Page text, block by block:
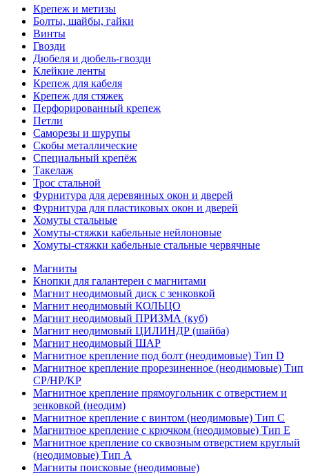
Крепеж и метизы
Болты, шайбы, гайки
Винты
Гвозди
Дюбеля и дюбель-гвозди
Клейкие ленты
Крепеж для кабеля
Крепеж для стяжек
Перфорированный крепеж
Петли
Саморезы и шурупы
Скобы металлические
Специальный крепёж
Такелаж
Трос стальной
Фурнитура для деревянных окон и дверей
Фурнитура для пластиковых окон и дверей
Хомуты стальные
Хомуты-стяжки кабельные нейлоновые
Хомуты-стяжки кабельные стальные червячные
Магниты
Кнопки для галантереи с магнитами
Магнит неодимовый диск с зенковкой
Магнит неодимовый КОЛЬЦО
Магнит неодимовый ПРИЗМА (куб)
Магнит неодимовый ЦИЛИНДР (шайба)
Магнит неодимовый ШАР
Магнитное крепление под болт (неодимовые) Тип D
Магнитное крепление прорезиненное (неодимовые) Тип
CP/HP/KP
Магнитное крепление прямоугольник с отверстием и
зенковкой (неодим)
Магнитное крепление с винтом (неодимовые) Тип С
Магнитное крепление с крючком (неодимовые) Тип Е
Магнитное крепление со сквозным отверстием круглый
(неодимовые) Тип А
Магниты поисковые (неодимовые)